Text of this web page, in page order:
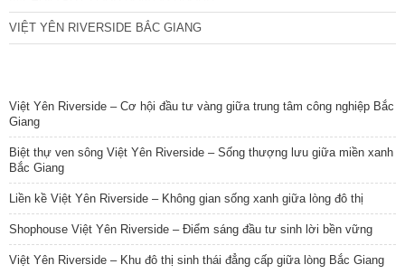
VIỆT YÊN RIVERSIDE BẮC GIANG
Việt Yên Riverside – Cơ hội đầu tư vàng giữa trung tâm công nghiệp Bắc
Giang
Biệt thự ven sông Việt Yên Riverside – Sống thượng lưu giữa miền xanh
Bắc Giang
Liền kề Việt Yên Riverside – Không gian sống xanh giữa lòng đô thị
Shophouse Việt Yên Riverside – Điểm sáng đầu tư sinh lời bền vững
Việt Yên Riverside – Khu đô thị sinh thái đẳng cấp giữa lòng Bắc Giang